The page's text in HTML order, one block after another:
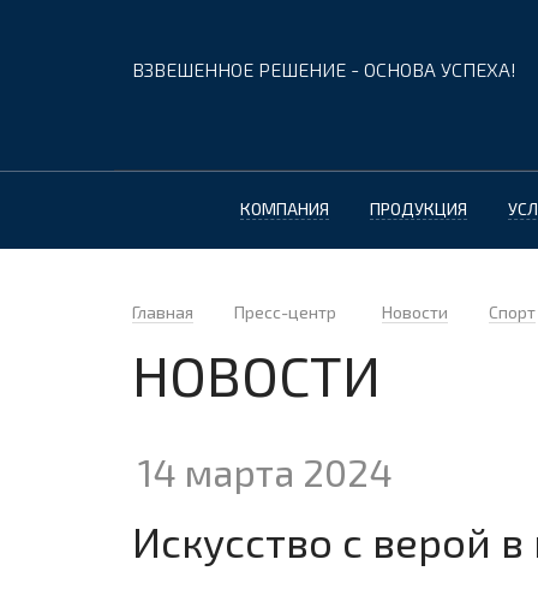
ВЗВЕШЕННОЕ РЕШЕНИЕ - ОСНОВА УСПЕХА!
КОМПАНИЯ ПРОДУКЦИЯ
Главная Пресс-центр Новости Спорт
НОВОСТИ
14 марта 2024
Искусство с верой